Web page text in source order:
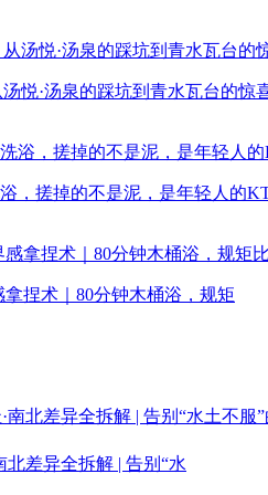
悦·汤泉的踩坑到青水瓦台的惊
，搓掉的不是泥，是年轻人的
拿捏术｜80分钟木桶浴，规矩
差异全拆解 | 告别“水